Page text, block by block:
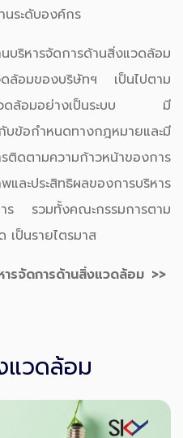
ระดับองค์กร
ริหารจัดการด้านสิ่งแวดล้อม
ดล้อมของบริษัทฯ เป็นไปตาม
แวดล้อมอย่างเป็นระบบ มี
ข้อกำหนดทางกฎหมายและมี
ดตามความก้าวหน้าของการ
ละประสิทธิผลของการบริหาร
ร รวมทั้งคณะกรรมการตาม
เป็นรายไตรมาส
รจัดการด้านสิ่งแวดล้อม >>
แวดล้อม